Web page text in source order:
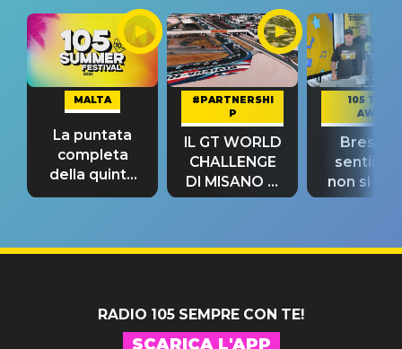
MALTA
La puntata
completa
della quinta
tappa
#PARTNERSHI
P
IL GT WORLD
CHALLENGE
DI MISANO si
riconferma
105 TAKE
AWAY
Bresh:
non si
fino alla
RADIO 105 SEMPRE CON TE!
SCARICA L'APP